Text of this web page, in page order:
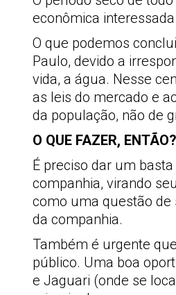
econômica
O que podemos
Paulo, devido a
vida, a água. Nesse
as leis do mercado e
da população, não de
O QUE FAZER, ENTÃO?
É preciso dar um
companhia, virando
como uma questão de
da companhia.
Também é urgente
público. Uma boa
e Jaguari (onde se